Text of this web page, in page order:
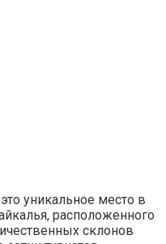
уникальное место в
расположенного
склонов